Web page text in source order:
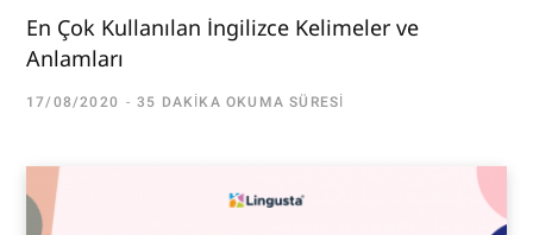
En Çok Kullanılan İngilizce Kelimeler ve
Anlamları
17/08/2020 35 DAKIKA OKUMA SÜRESI